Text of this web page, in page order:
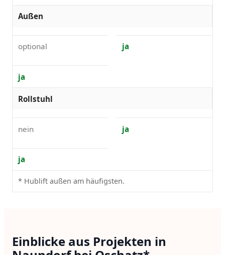
Außen
optional ja
ja
Rollstuhl
nein ja
ja
* Hublift außen am häufigsten.
Einblicke aus Projekten in